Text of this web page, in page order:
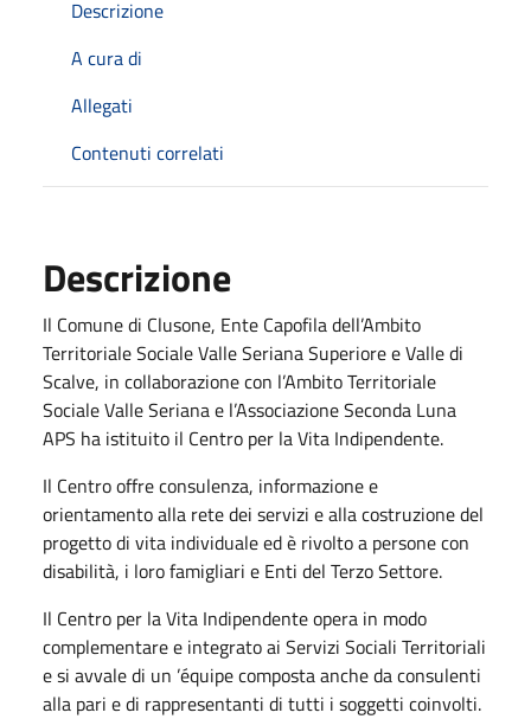
Descrizione
A cura di
Allegati
Contenuti correlati
Descrizione
Il Comune di Clusone, Ente Capofila dell’Ambito
Territoriale Sociale Valle Seriana Superiore e Valle di
Scalve, in collaborazione con l’Ambito Territoriale
Sociale Valle Seriana e l’Associazione Seconda Luna
APS ha istituito il Centro per la Vita Indipendente.
Il Centro offre consulenza, informazione e
orientamento alla rete dei servizi e alla costruzione del
progetto di vita individuale ed è rivolto a persone con
disabilità, i loro famigliari e Enti del Terzo Settore.
Il Centro per la Vita Indipendente opera in modo
complementare e integrato ai Servizi Sociali Territoriali
e si avvale di un ’équipe composta anche da consulenti
alla pari e di rappresentanti di tutti i soggetti coinvolti.